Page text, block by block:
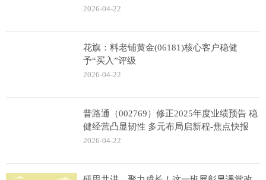
2026-04-22
花旗：料老铺黄金(06181)核心客户稳健
予“买入”评级
2026-04-22
普路通（002769）修正2025年度业绩预告 稳
健经营凸显韧性 多元布局启新程-焦点快报
2026-04-22